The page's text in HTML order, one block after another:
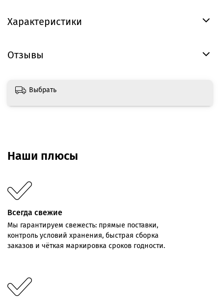
Характеристики
Отзывы
Выбрать
Наши плюсы
Всегда свежие
Мы гарантируем свежесть: прямые поставки,
контроль условий хранения, быстрая сборка
заказов и чёткая маркировка сроков годности.